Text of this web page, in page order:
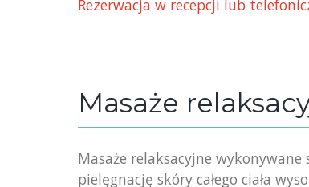
Rezerwacja w recepcji lub
Masaże
Masaże relaksacyjne
pielęgnację skóry całego ciała